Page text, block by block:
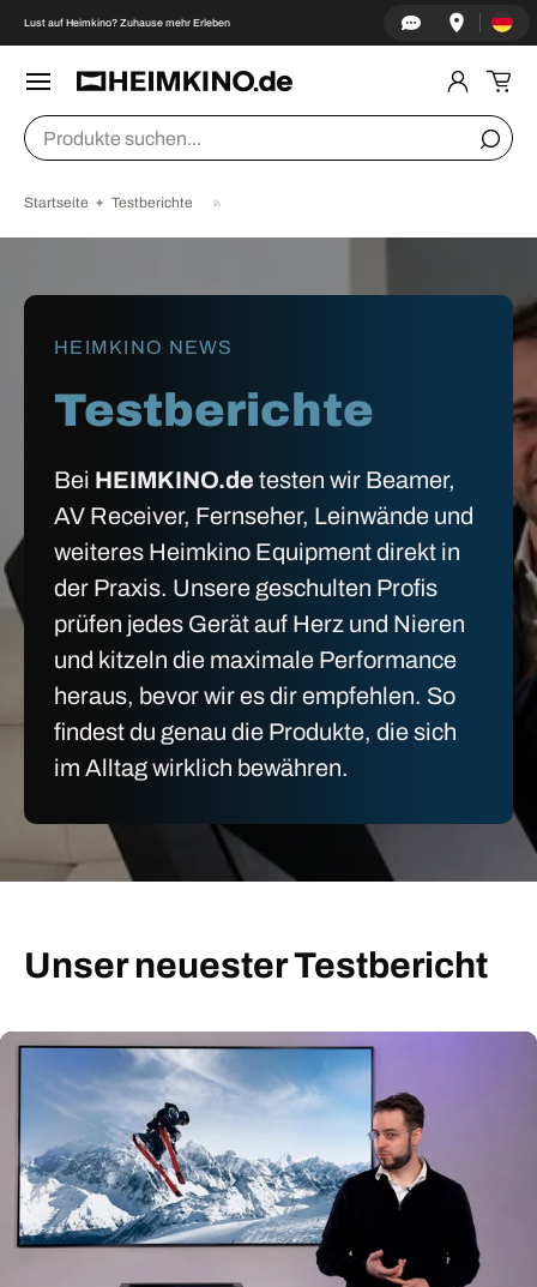
↵Zum Inhalt springen
↵Zum Menü springen
↵Fußzeile springen
↵Barrierefreiheits-Widget öffnen
DIREKT ZUM INHALT
Lust auf Heimkino? Zuhause mehr Erleben Land/
Suchen
Startseite Testberichte
HEIMKINO NEWS
Testberichte
Bei HEIMKINO.de testen wir Beamer,
AV Receiver, Fernseher, Leinwände und
weiteres Heimkino Equipment direkt in
der Praxis. Unsere geschulten Profis
prüfen jedes Gerät auf Herz und Nieren
und kitzeln die maximale Performance
heraus, bevor wir es dir empfehlen. So
findest du genau die Produkte, die sich
im Alltag wirklich bewähren.
Unser neuester Testbericht